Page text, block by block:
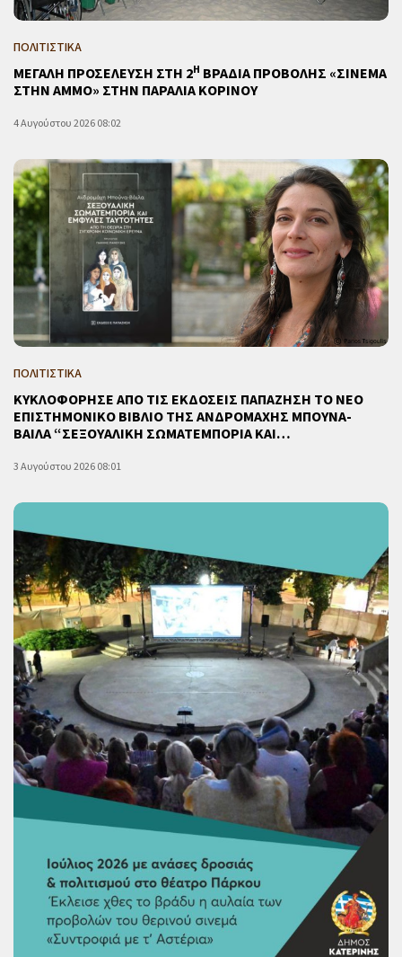
ΠΟΛΙΤΙΣΤΙΚΑ
ΜΕΓΑΛΗ ΠΡΟΣΕΛΕΥΣΗ ΣΤΗ 2Η ΒΡΑΔΙΑ ΠΡΟΒΟΛΗΣ «ΣΙΝΕΜΑ
ΣΤΗΝ ΑΜΜΟ» ΣΤΗΝ ΠΑΡΑΛΙΑ ΚΟΡΙΝΟΥ
4 Αυγούστου 2026 08:02
ΠΟΛΙΤΙΣΤΙΚΑ
ΚΥΚΛΟΦΟΡΗΣΕ ΑΠΟ ΤΙΣ ΕΚΔΟΣΕΙΣ ΠΑΠΑΖΗΣΗ ΤΟ ΝΕΟ
ΕΠΙΣΤΗΜΟΝΙΚΟ ΒΙΒΛΙΟ ΤΗΣ ΑΝΔΡΟΜΑΧΗΣ ΜΠΟΥΝΑ-
ΒΑΙΛΑ “ΣΕΞΟΥΑΛΙΚΗ ΣΩΜΑΤΕΜΠΟΡΙΑ ΚΑΙ…
3 Αυγούστου 2026 08:01